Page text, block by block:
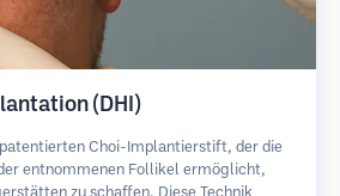
(DHI)
Choi-Implantierstift, der die
entnommenen Follikel ermöglicht,